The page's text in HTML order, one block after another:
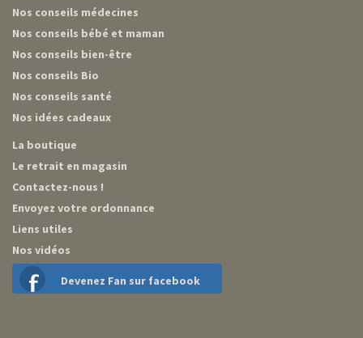
Nos conseils médecines
Nos conseils bébé et maman
Nos conseils bien-être
Nos conseils Bio
Nos conseils santé
Nos idées cadeaux
La boutique
Le retrait en magasin
Contactez-nous !
Envoyez votre ordonnance
Liens utiles
Nos vidéos
Devenez Fan sur facebook